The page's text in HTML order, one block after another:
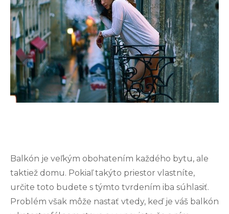
Balkón je veľkým obohatením každého bytu, ale
taktiež domu. Pokiaľ takýto priestor vlastníte,
určite toto budete s týmto tvrdením iba súhlasiť.
Problém však môže nastať vtedy, keď je váš balkón